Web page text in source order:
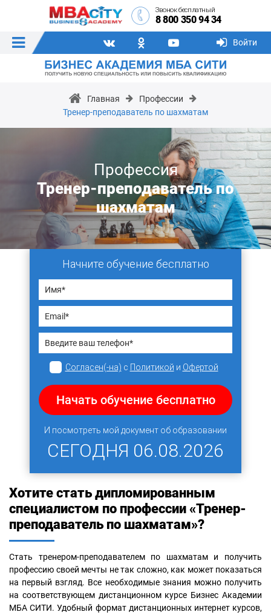
Звонок бесплатный
8 800 350 94 34
Войти
Главная
Профессии
Тренер-преподаватель по шахматам
Профессия
Тренер-преподаватель по
шахматам
Начните обучение бесплатно
Согласен(-на) с Политикой и Офертой
Начать обучение бесплатно
И посмотреть мой документ об образовании
СЕГОДНЯ 06.08.2026
Хотите стать дипломированным
специалистом по профессии «Тренер-
преподаватель по шахматам»?
Стать тренером-преподавателем по шахматам и получить
профессию своей мечты не так сложно, как может показаться
на первый взгляд. Все необходимые знания можно получить
на соответствующем дистанционном курсе Бизнес Академии
МБА СИТИ. Удобный формат дистанционных интернет курсов,